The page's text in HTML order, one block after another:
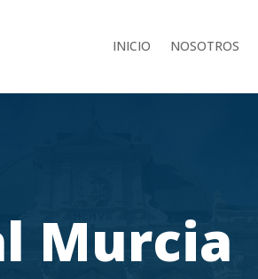
INICIO NOSOTROS
Murcia